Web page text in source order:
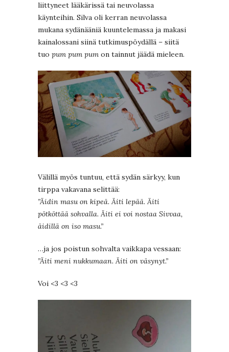
liittyneet lääkärissä tai neuvolassa
käynteihin. Silva oli kerran neuvolassa
mukana sydänääniä kuuntelemassa ja makasi
kainalossani siinä tutkimuspöydällä – siitä
tuo pum pum pum on tainnut jäädä mieleen.
Välillä myös tuntuu, että sydän särkyy, kun
tirppa vakavana selittää:
”Äidin masu on kipeä. Äiti lepää. Äiti
pötköttää sohvalla. Äiti ei voi nostaa Sivvaa,
äidillä on iso masu.”
…ja jos poistun sohvalta vaikkapa vessaan:
”Äiti meni nukkumaan. Äiti on väsynyt.”
Voi <3 <3 <3